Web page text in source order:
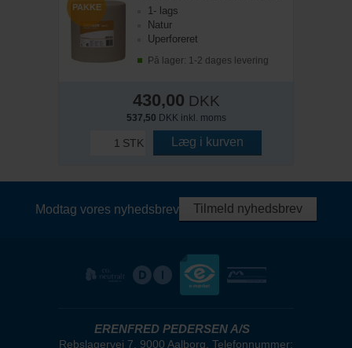
1- lags
Natur
Uperforeret
På lager: 1-2 dages levering
430,00 DKK
537,50 DKK inkl. moms
STK Læg i kurven
PAKKE
Modtag vores nyhedsbrev Tilmeld nyhedsbrev
ERENFRED PEDERSEN A/S
Rebslagervej 7, 9000 Aalborg, Telefonnummer: